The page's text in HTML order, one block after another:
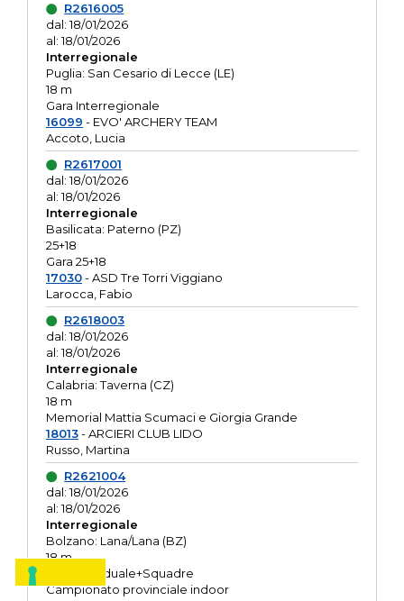
R2616005
dal: 18/01/2026
al: 18/01/2026
Interregionale
Puglia: San Cesario di Lecce (LE)
18 m
Gara Interregionale
16099 - EVO' ARCHERY TEAM
Accoto, Lucia
R2617001
dal: 18/01/2026
al: 18/01/2026
Interregionale
Basilicata: Paterno (PZ)
25+18
Gara 25+18
17030- ASD Tre Torri Viggiano
Larocca, Fabio
R2618003
dal: 18/01/2026
al: 18/01/2026
Interregionale
Calabria: Taverna (CZ)
18 m
Memorial Mattia Scumaci e Giorgia Grande
18013- ARCIERI CLUB LIDO
Russo, Martina
R2621004
dal: 18/01/2026
al: 18/01/2026
Interregionale
Bolzano: Lana/Lana (BZ)
18 m
O.R. Individuale+Squadre
Campionato provinciale indoor